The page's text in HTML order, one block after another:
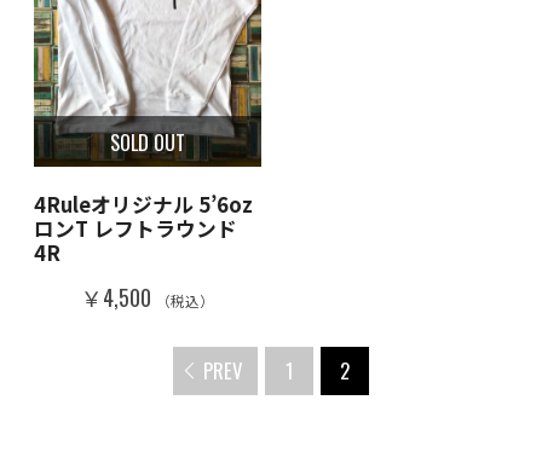
SOLD OUT
4Ruleオリジナル 5’6oz
ロンT レフトラウンド
4R
￥4,500 （税込）
PREV 1 2